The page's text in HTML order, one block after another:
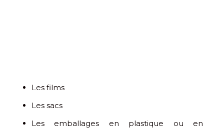
Les films
Les sacs
Les emballages en plastique ou en